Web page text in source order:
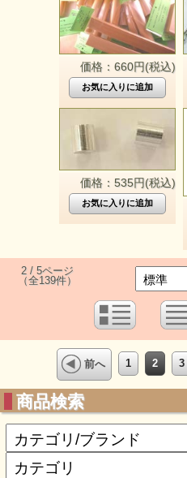
価格：660円(税込)
価格：535円(税込)
2 / 5ページ
（全139件）
前へ 1 2 3
商品検索